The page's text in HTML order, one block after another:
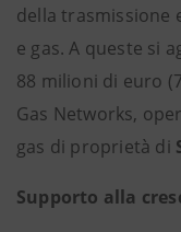
della trasmissione
e gas. A queste si
88 milioni di euro
Gas Networks,
gas di proprietà di
Supporto alla